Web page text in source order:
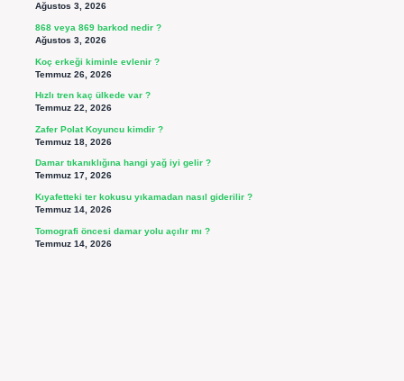
Ağustos 3, 2026
868 veya 869 barkod nedir ?
Ağustos 3, 2026
Koç erkeği kiminle evlenir ?
Temmuz 26, 2026
Hızlı tren kaç ülkede var ?
Temmuz 22, 2026
Zafer Polat Koyuncu kimdir ?
Temmuz 18, 2026
Damar tıkanıklığına hangi yağ iyi gelir ?
Temmuz 17, 2026
Kıyafetteki ter kokusu yıkamadan nasıl giderilir ?
Temmuz 14, 2026
Tomografi öncesi damar yolu açılır mı ?
Temmuz 14, 2026